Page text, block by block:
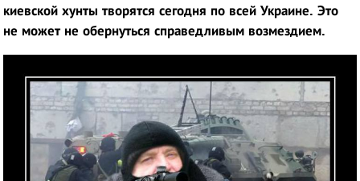
киевской хунты творятся сегодня по всей Украине. Это
не может не обернуться справедливым возмездием.